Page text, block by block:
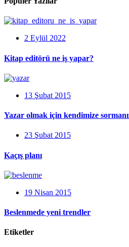
2 Eylül 2022
Kitap editörü ne iş yapar?
13 Şubat 2015
Yazar olmak için kendimize
23 Şubat 2015
Kaçış planı
19 Nisan 2015
Beslenmede yeni trendler
Etiketler